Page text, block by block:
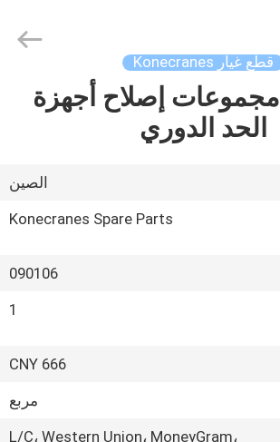
قطع غيار Konecranes
090106 مجموعات إصلاح أجهزة
الحد الدوري
الصين
Konecranes Spare Parts
090106
1
CNY 666
مربع
L/C، Western Union، MoneyGram،